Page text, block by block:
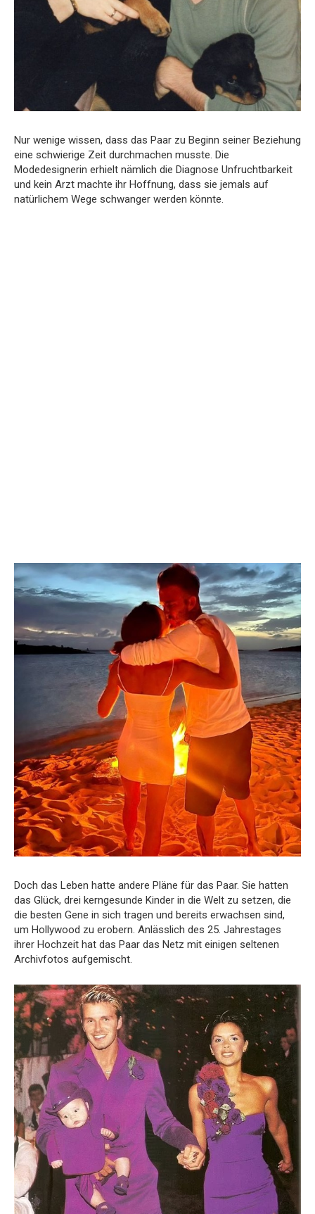
Nur wenige wissen, dass das Paar zu Beginn seiner Beziehung
eine schwierige Zeit durchmachen musste. Die
Modedesignerin erhielt nämlich die Diagnose Unfruchtbarkeit
und kein Arzt machte ihr Hoffnung, dass sie jemals auf
natürlichem Wege schwanger werden könnte.
Doch das Leben hatte andere Pläne für das Paar. Sie hatten
das Glück, drei kerngesunde Kinder in die Welt zu setzen, die
die besten Gene in sich tragen und bereits erwachsen sind,
um Hollywood zu erobern. Anlässlich des 25. Jahrestages
ihrer Hochzeit hat das Paar das Netz mit einigen seltenen
Archivfotos aufgemischt.